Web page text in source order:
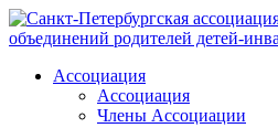
Ассоциация
Ассоциация
Члены Ассоциации